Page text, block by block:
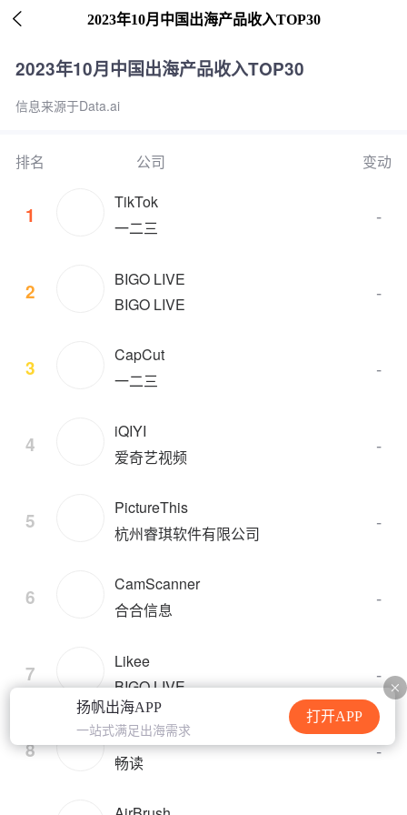
扬帆出海APP
一站式满足出海需求
打开APP
 2023年10月中国出海产品收入TOP30
2023年10月中国出海产品收入TOP30
信息来源于Data.ai
排名 公司 变动
1
TikTok
一二三
-
2
BIGO LIVE
BIGO LIVE
-
3
CapCut
一二三
-
4
iQIYI
爱奇艺视频
-
5
PictureThis
杭州睿琪软件有限公司
-
6
CamScanner
合合信息
-
7
Likee
BIGO LIVE
-
8
MoboReader
畅读
-